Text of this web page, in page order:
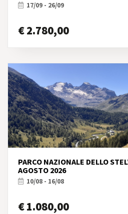
17/09 - 26/09
€ 2.780,00
PARCO NAZIONALE DELLO
AGOSTO 2026
10/08 - 16/08
€ 1.080,00